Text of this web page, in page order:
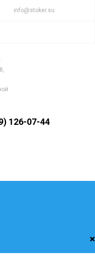
info@stoker.su
126-07-44
×